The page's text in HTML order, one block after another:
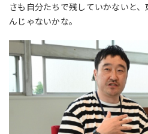
さも自分たちで残していかないと
んじゃないかな。